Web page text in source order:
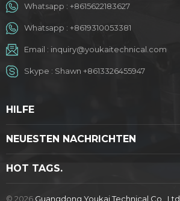
Whatsapp : +8615622183627
Whatsapp : +8619310053381
Email : inquiry@youkaitechnical.com
Skype : Shawn +8613326455947
HILFE
NEUESTEN NACHRICHTEN
HOT TAGS.
© 2026 Guangdong Youkai Technical Co., Ltd.